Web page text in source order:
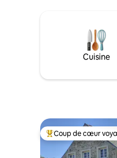
neuve) équipée, lave
imprenable sur étang
chambres, 1 avec lit
wc 1 plage sable, 2 barques avec rames à
parc ailette et voie
dames Nombreuses randonnées
possibles Un
Cuisine
Coup de cœur
Coup de cœur